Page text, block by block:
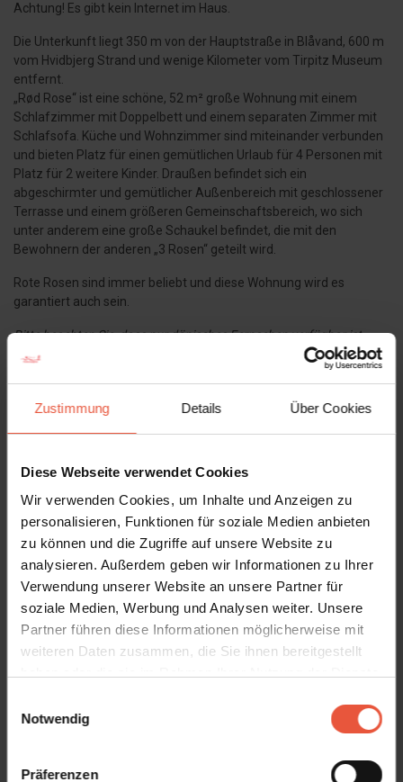
Zustimmung Details Über Cookies
Diese Webseite verwendet Cookies
Wir verwenden Cookies, um Inhalte und Anzeigen zu
personalisieren, Funktionen für soziale Medien anbieten
zu können und die Zugriffe auf unsere Website zu
analysieren. Außerdem geben wir Informationen zu Ihrer
Verwendung unserer Website an unsere Partner für
soziale Medien, Werbung und Analysen weiter. Unsere
Partner führen diese Informationen möglicherweise mit
weiteren Daten zusammen, die Sie ihnen bereitgestellt
Cookies, wenn Sie unsere Webseite weiterhin nutzen
Notwendig
Präferenzen
Achtung! Es gibt kein Internet im Haus.
Die Unterkunft liegt 350 m von der Hauptstraße in Blåvand, 600 m
vom Hvidbjerg Strand und wenige Kilometer vom Tirpitz Museum
entfernt.
„Rød Rose“ ist eine schöne, 52 m² große Wohnung mit einem
Schlafzimmer mit Doppelbett und einem separaten Zimmer mit
Schlafsofa. Küche und Wohnzimmer sind miteinander verbunden
und bieten Platz für einen gemütlichen Urlaub für 4 Personen mit
Platz für 2 weitere Kinder. Draußen befindet sich ein
abgeschirmter und gemütlicher Außenbereich mit geschlossener
Terrasse und einem größeren Gemeinschaftsbereich, wo sich
unter anderem eine große Schaukel befindet, die mit den
Bewohnern der anderen „3 Rosen“ geteilt wird.
Rote Rosen sind immer beliebt und diese Wohnung wird es
garantiert auch sein.
Bitte beachten Sie, dass nur dänisches Fernsehen verfügbar ist.
Das sagen andere Urlauber
4,4 • 3 Bewertungen
Gast aus Dänemark
Juli 2026
Der Zustand des Hauses entsprach dem, was
auf den Bildern zu sehen war.
Dänemark
Übersetzt durch KI -
Originalkommentar anzeigen
Mietinformationen